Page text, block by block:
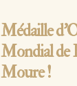
Médaille
Mondial de
Moure !